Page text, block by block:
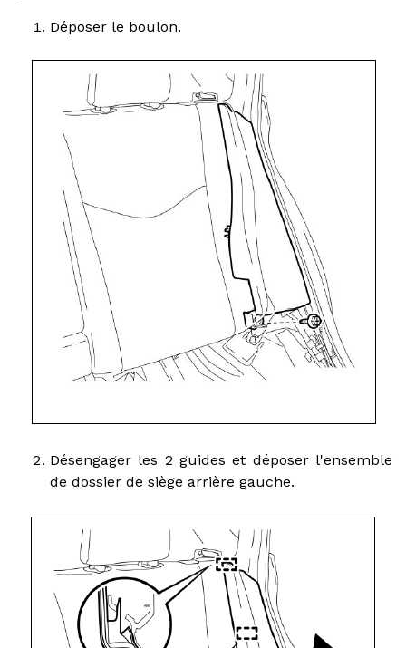
Déposer le boulon.
Désengager les 2 guides et déposer l'ensemble
de dossier de siège arrière gauche.